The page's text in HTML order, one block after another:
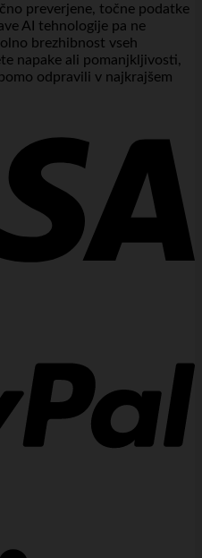
preverjene, točne podatke
AI tehnologije pa ne
brezhibnost vseh
napake ali pomanjkljivosti,
odpravili v najkrajšem